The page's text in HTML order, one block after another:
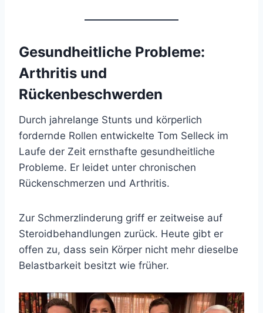
Gesundheitliche Probleme:
Arthritis und
Rückenbeschwerden
Durch jahrelange Stunts und körperlich
fordernde Rollen entwickelte Tom Selleck im
Laufe der Zeit ernsthafte gesundheitliche
Probleme. Er leidet unter chronischen
Rückenschmerzen und Arthritis.
Zur Schmerzlinderung griff er zeitweise auf
Steroidbehandlungen zurück. Heute gibt er
offen zu, dass sein Körper nicht mehr dieselbe
Belastbarkeit besitzt wie früher.